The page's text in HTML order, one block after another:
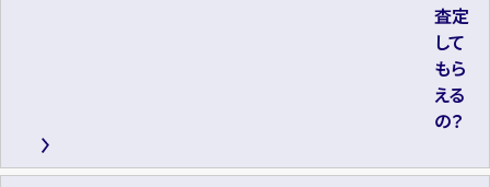
査定
して
もら
える
の？